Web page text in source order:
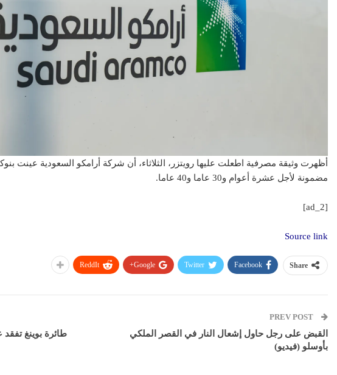
أظهرت وثيقة مصرفية اطعلت عليها رويتزر، الثلاثاء، أن شركة أرامكو السعودية عينت
مضمونة لأجل عشرة أعوام و30 عاما و40 عاما.
[ad_2]
Source link
Share
Facebook
Twitter
Google+
ReddIt
القبض على رجل حاول إشعال النار في القصر الملكي
بأوسلو (فيديو)
طائرة بوينغ
تطبيق سكن العقاري: ثورة
رقمية في عالم العقارات